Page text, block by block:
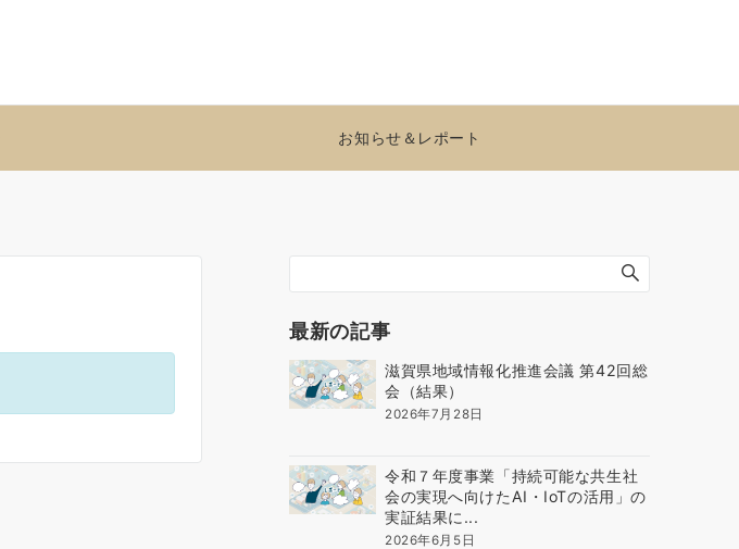
お知らせ＆レポート
最新の記事
滋賀県地域情報化推進会議 第42回総
会（結果）
2026年7月28日
令和７年度事業「持続可能な共生社
会の実現へ向けたAI・IoTの活用」の
実証結果に...
2026年6月5日